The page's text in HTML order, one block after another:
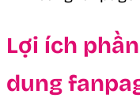
Lợi ích
dung